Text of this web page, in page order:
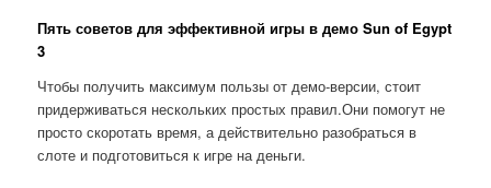
Пять советов для эффективной игры в демо Sun of Egypt
3
Чтобы получить максимум пользы от демо-версии, стоит
придерживаться нескольких простых правил.Они помогут не
просто скоротать время, а действительно разобраться в
слоте и подготовиться к игре на деньги.